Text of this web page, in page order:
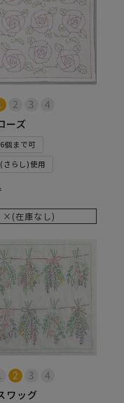
ーズ
個まで可
さらし)使用
×(在庫なし)
ワッグ